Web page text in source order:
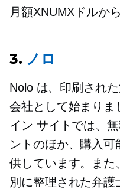
月額XNUMXドルか
3. ノロ
Nolo は、印刷され
会社として始まりま
イン サイトでは、
ントのほか、購入
供しています。また
別に整理された弁護